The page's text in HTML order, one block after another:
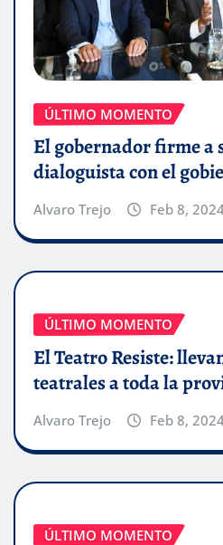
ÚLTIMO MOMENTO
El gobernador firme a
dialoguista con el
Alvaro Trejo Feb 8,
ÚLTIMO MOMENTO
El Teatro Resiste:
teatrales a toda la
Alvaro Trejo Feb 8,
ÚLTIMO MOMENTO